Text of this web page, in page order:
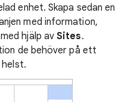
enhet. Skapa sedan en
med information,
hjälp avSites.
de behöver på ett